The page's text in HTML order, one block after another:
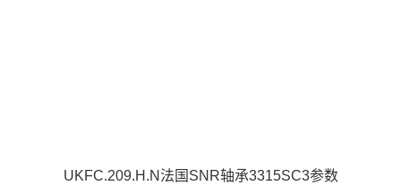
UKFC.209.H.N法国SNR轴承3315SC3参数